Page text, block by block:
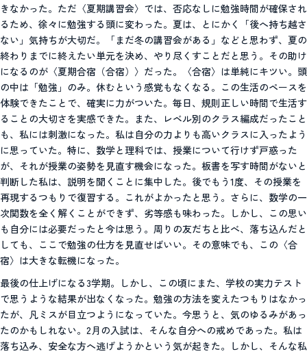
きなかった。ただ〈夏期講習会〉では、否応なしに勉強時間が確保され
るため、徐々に勉強する頭に変わった。夏は、とにかく「後へ持ち越さ
ない」気持ちが大切だ。「まだ冬の講習会がある」などと思わず、夏の
終わりまでに終えたい単元を決め、やり尽くすことだと思う。その助け
になるのが〈夏期合宿（合宿）〉だった。〈合宿〉は単純にキツい。頭
の中は「勉強」のみ。休むという感覚もなくなる。この生活のペースを
体験できたことで、確実に力がついた。毎日、規則正しい時間で生活す
ることの大切さを実感できた。また、レベル別のクラス編成だったこと
も、私には刺激になった。私は自分の力よりも高いクラスに入ったよう
に思っていた。特に、数学と理科では、授業について行けず戸惑った
が、それが授業の姿勢を見直す機会になった。板書を写す時間がないと
判断した私は、説明を聞くことに集中した。後でもう1度、その授業を
再現するつもりで復習する。これがよかったと思う。さらに、数学の一
次関数を全く解くことができず、劣等感も味わった。しかし、この思い
も自分には必要だったと今は思う。周りの友だちと比べ、落ち込んだと
しても、ここで勉強の仕方を見直せばいい。その意味でも、この〈合
宿〉は大きな転機になった。
最後の仕上げになる3学期。しかし、この頃にまた、学校の実力テスト
で思うような結果が出なくなった。勉強の方法を変えたつもりはなかっ
たが、凡ミスが目立つようになっていた。今思うと、気のゆるみがあっ
たのかもしれない。2月の入試は、そんな自分への戒めであった。私は
落ち込み、安全な方へ逃げようかという気が起きた。しかし、そんな私